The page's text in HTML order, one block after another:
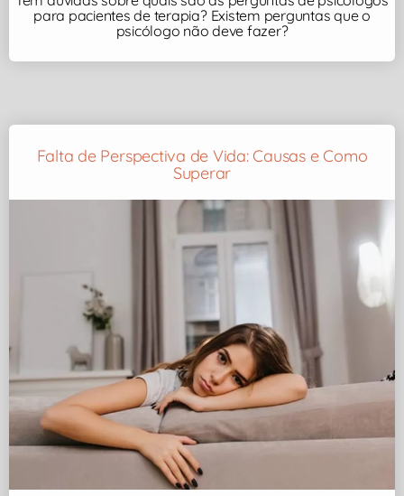
para pacientes de terapia? Existem perguntas que o
psicólogo não deve fazer?
Falta de Perspectiva de Vida: Causas e Como
Superar